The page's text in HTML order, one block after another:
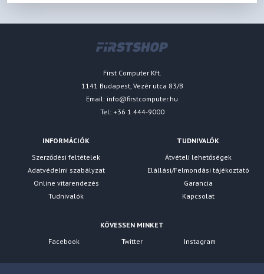
First Computer Kft.
1141 Budapest, Vezér utca 83/B
Email: info@firstcomputer.hu
Tel: +36 1 444-9000
INFORMÁCIÓK
Szerződési feltételek
Adatvédelmi szabályzat
Online vitarendezés
Tudnivalók
TUDNIVALÓK
Átvételi lehetőségek
Elállási/Felmondási tájékoztató
Garancia
Kapcsolat
KÖVESSEN MINKET
Facebook
Twitter Instagram